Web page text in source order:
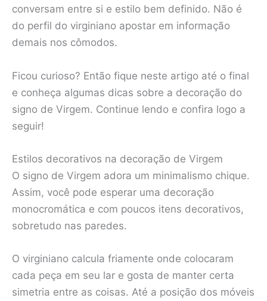
conversam entre si e estilo bem definido. Não é
do perfil do virginiano apostar em informação
demais nos cômodos.
Ficou curioso? Então fique neste artigo até o final
e conheça algumas dicas sobre a decoração do
signo de Virgem. Continue lendo e confira logo a
seguir!
Estilos decorativos na decoração de Virgem
O signo de Virgem adora um minimalismo chique.
Assim, você pode esperar uma decoração
monocromática e com poucos itens decorativos,
sobretudo nas paredes.
O virginiano calcula friamente onde colocaram
cada peça em seu lar e gosta de manter certa
simetria entre as coisas. Até a posição dos móveis